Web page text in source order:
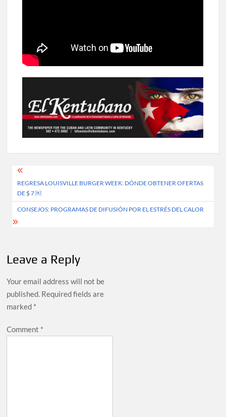
Post
navigation
REGRESA LOUISVILLE BURGER WEEK: DÓNDE OBTENER OFERTAS
DE $ 7 ￼
CONSEJOS: PROGRAMAS DE DIFUSIÓN POR EL ESTRÉS DEL CALOR
Leave a Reply
Your email address will not be
published. Required fields are
marked *
Comment *